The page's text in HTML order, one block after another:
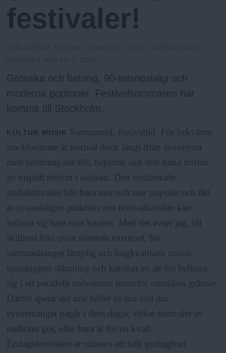
h
o
m
s
F
r
i
a
n
festivaler!
Grönska och betong, 90-talsnostalgi och
moderna poptoner. Festivalsommaren har
kommit till Stockholm.
KULTUR MUSIK
Sommartid, festivaltid. För bekväma
stockholmare är festival dock långt ifrån synonymt
med nedtrampade tält, bajsmän och den fräna doften
av utspillt rödvin i solsken. Den civiliserade
stadsfestivalen blir bara mer och mer populär och det
är ju onekligen praktiskt om festivalkänslan kan
infinna sig bara runt knuten. Med det avser jag, till
skillnad från ovan nämnda exempel, för
sammanhanget lämplig och högkvalitativ musik,
uppsluppen stämning och känslan av att lite befinna
sig i ett parallellt universum innanför områdets gränser.
Därför spelar det inte heller så stor roll om
evenemanget pågår i flera dagar, vilket festivaler av
tradition gör, eller bara är för en kväll.
Endagsfestivalen är numera ett fullt godtagbart